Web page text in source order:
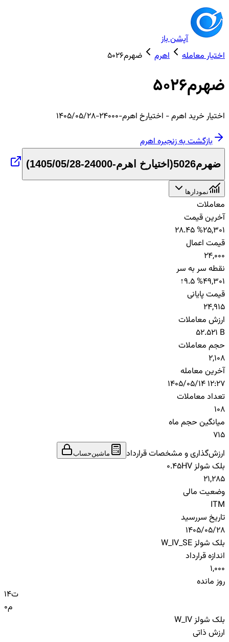
آپشن باز
اختیار معامله
اهرم ضهرم5026
ضهرم5026
اختیار خرید اهرم- اختیارخ اهرم-24000-1405/05/28
بازگشت به زنجیرهاهرم
ضهرم5026 ( اختیارخ اهرم-24000-1405/05/28 )
نمودارها
معاملات
آخرین قیمت
25,301
28.45 %
قیمت اعمال
24,000
نقطه سر به سر
49,301
↑9.5 %
قیمت پایانی
24,915
ارزش معاملات
52.521 B
حجم معاملات
2,108
آخرین معامله
1405/05/14 12:27
تعداد معاملات
108
میانگین حجم ماه
715
ارزش‌گذاری و مشخصات قرارداد
ماشین‌حساب
بلک شولز HV
0.45
21,285
وضعیت مالی
ITM
تاریخ سررسید
1405/05/28
بلک شولز W_IV_SE
اندازه قرارداد
1,000
روز مانده
14ت
0م
بلک شولز W_IV
ارزش ذاتی